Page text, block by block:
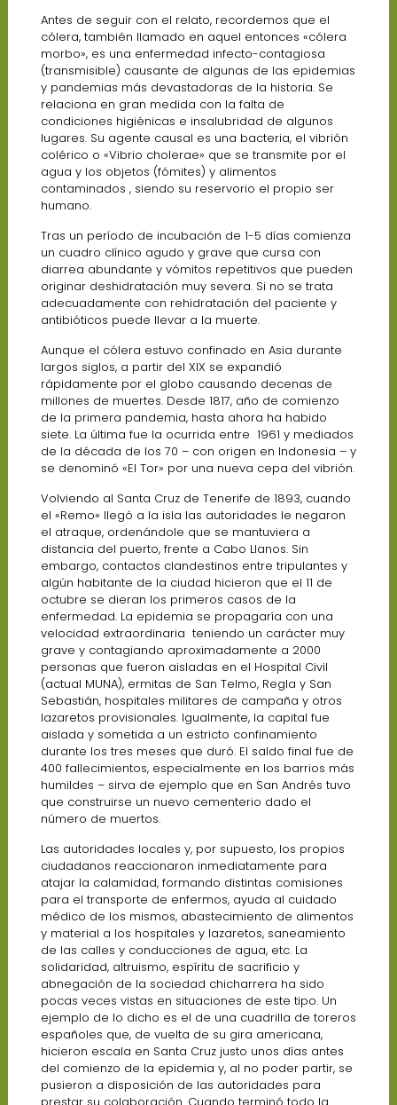
Antes de seguir con el relato, recordemos que el
cólera, también llamado en aquel entonces «cólera
morbo», es una enfermedad infecto-contagiosa
(transmisible) causante de algunas de las epidemias
y pandemias más devastadoras de la historia. Se
relaciona en gran medida con la falta de
condiciones higiénicas e insalubridad de algunos
lugares. Su agente causal es una bacteria, el vibrión
colérico o «Vibrio cholerae» que se transmite por el
agua y los objetos (fómites) y alimentos
contaminados , siendo su reservorio el propio ser
humano.
Tras un período de incubación de 1-5 días comienza
un cuadro clínico agudo y grave que cursa con
diarrea abundante y vómitos repetitivos que pueden
originar deshidratación muy severa. Si no se trata
adecuadamente con rehidratación del paciente y
antibióticos puede llevar a la muerte.
Aunque el cólera estuvo confinado en Asia durante
largos siglos, a partir del XIX se expandió
rápidamente por el globo causando decenas de
millones de muertes. Desde 1817, año de comienzo
de la primera pandemia, hasta ahora ha habido
siete. La última fue la ocurrida entre 1961 y mediados
de la década de los 70 – con origen en Indonesia – y
se denominó «El Tor» por una nueva cepa del vibrión.
Volviendo al Santa Cruz de Tenerife de 1893, cuando
el «Remo» llegó a la isla las autoridades le negaron
el atraque, ordenándole que se mantuviera a
distancia del puerto, frente a Cabo Llanos. Sin
embargo, contactos clandestinos entre tripulantes y
algún habitante de la ciudad hicieron que el 11 de
octubre se dieran los primeros casos de la
enfermedad. La epidemia se propagaría con una
velocidad extraordinaria teniendo un carácter muy
grave y contagiando aproximadamente a 2000
personas que fueron aisladas en el Hospital Civil
(actual MUNA), ermitas de San Telmo, Regla y San
Sebastián, hospitales militares de campaña y otros
lazaretos provisionales. Igualmente, la capital fue
aislada y sometida a un estricto confinamiento
durante los tres meses que duró. El saldo final fue de
400 fallecimientos, especialmente en los barrios más
humildes – sirva de ejemplo que en San Andrés tuvo
que construirse un nuevo cementerio dado el
número de muertos.
Las autoridades locales y, por supuesto, los propios
ciudadanos reaccionaron inmediatamente para
atajar la calamidad, formando distintas comisiones
para el transporte de enfermos, ayuda al cuidado
médico de los mismos, abastecimiento de alimentos
y material a los hospitales y lazaretos, saneamiento
de las calles y conducciones de agua, etc. La
solidaridad, altruismo, espíritu de sacrificio y
abnegación de la sociedad chicharrera ha sido
pocas veces vistas en situaciones de este tipo. Un
ejemplo de lo dicho es el de una cuadrilla de toreros
españoles que, de vuelta de su gira americana,
hicieron escala en Santa Cruz justo unos días antes
del comienzo de la epidemia y, al no poder partir, se
pusieron a disposición de las autoridades para